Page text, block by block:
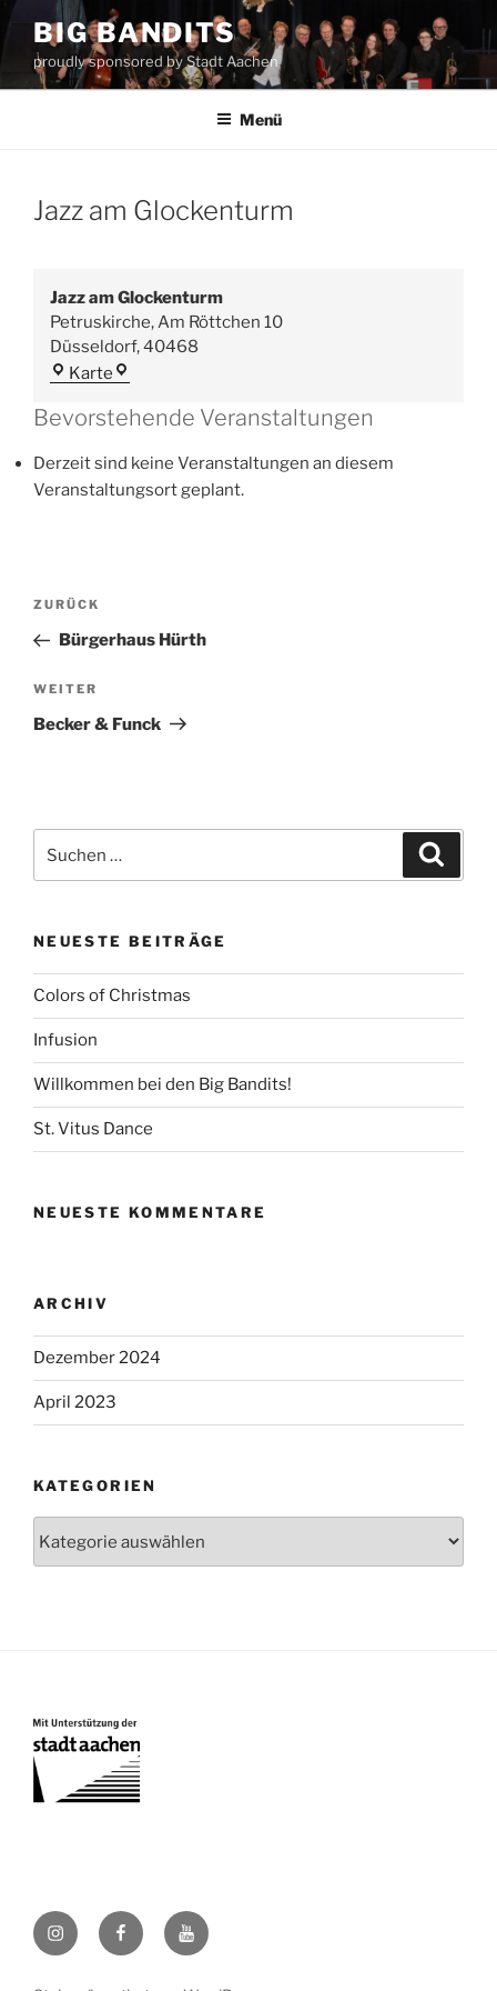
Zum
Inhalt
springen
BIG BANDITS
proudly sponsored by Stadt Aachen
Menü
Jazz am Glockenturm
Jazz am Glockenturm
Petruskirche, Am Röttchen 10
Düsseldorf,40468
Karte Jazz
Glockenturm
Bevorstehende Veranstaltungen
Derzeit sind keine Veranstaltungen an diesem
Veranstaltungsort geplant.
Beitragsnavigation
Vorheriger
Beitrag
ZURÜCK
Bürgerhaus Hürth
Nächster
Beitrag
WEITER
Becker & Funck
nach:
NEUESTE BEITRÄGE
Colors of Christmas
Infusion
Willkommen bei den Big Bandits!
St. Vitus Dance
NEUESTE KOMMENTARE
ARCHIV
Dezember 2024
April 2023
KATEGORIEN
bigbandits_jazz@insta
FB Youtube